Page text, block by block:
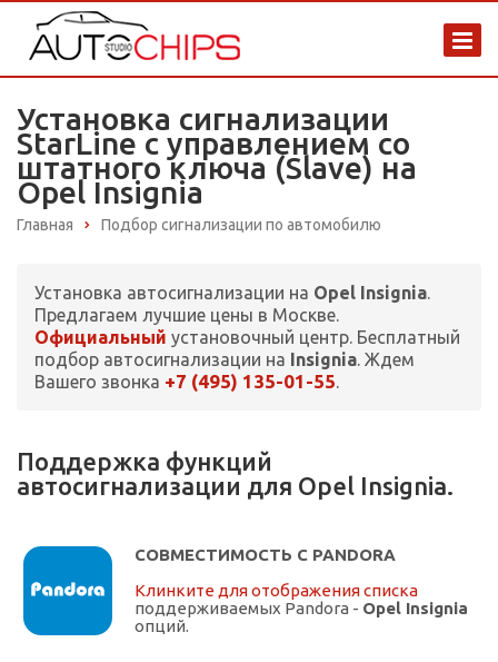
Установка сигнализации
StarLine с управлением со
штатного ключа (Slave) на
Opel Insignia
Главная Подбор сигнализации по автомобилю
Установка автосигнализации на Opel Insignia.
Предлагаем лучшие цены в Москве.
Официальный установочный центр. Бесплатный
подбор автосигнализации на
Insignia. Ждем
Вашего звонка +7 (495) 135-01-55.
Поддержка функций
автосигнализации для Opel Insignia.
СОВМЕСТИМОСТЬ С PANDORA
Клинките для отображения списка
поддерживаемых Pandora - Opel Insignia
опций.